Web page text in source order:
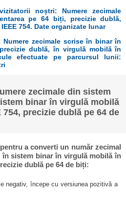
noștri: Numere zecimale
pe 64 biți, precizie dublă,
754. Date organizate lunar
zecimale scrise în binar în
dublă, în virgulă mobilă în
efectuate pe parcursul lunii:
zecimale din sistem
binar în virgulă mobilă
precizie dublă pe 64 de
a converti un număr zecimal
în sistem binar în virgulă mobilă în
dublă pe 64 de biți:
negativ, începe cu versiunea pozitivă a